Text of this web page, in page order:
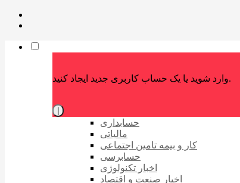
وارد شوید یا یک حساب کاربری جدید ایجاد کنید.
حسابداری
مالیاتی
کار و بیمه تامین اجتماعی
حسابرسی
اخبار تکنولوژی
اخبار صنعت و اقتصاد